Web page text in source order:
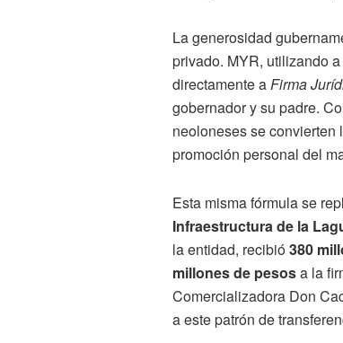
La generosidad
privado. MYR, utilizando
directamente aFirma
gobernador y su padre.
neoloneses se convierten
promoción personal del
Esta misma fórmula se
Infraestructura de la
la entidad, recibió380
millones de pesosa la
Comercializadora Don
a este patrón de